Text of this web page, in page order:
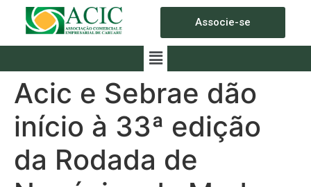
Associe-se
Acic e Sebrae dão
início à 33ª edição
da Rodada de